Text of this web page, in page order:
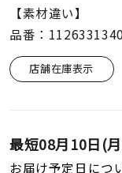
メンズ
リングサイズ
【素材違い】
品番：
店舗在庫表示
最短08月10日(
お届け予定日につ